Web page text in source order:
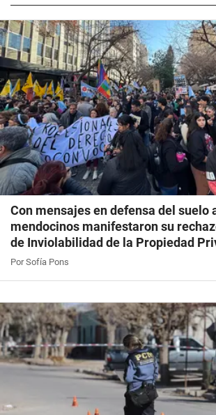
Con mensajes en defensa del suelo
mendocinos manifestaron su
de Inviolabilidad de la Propiedad
Por Sofía Pons